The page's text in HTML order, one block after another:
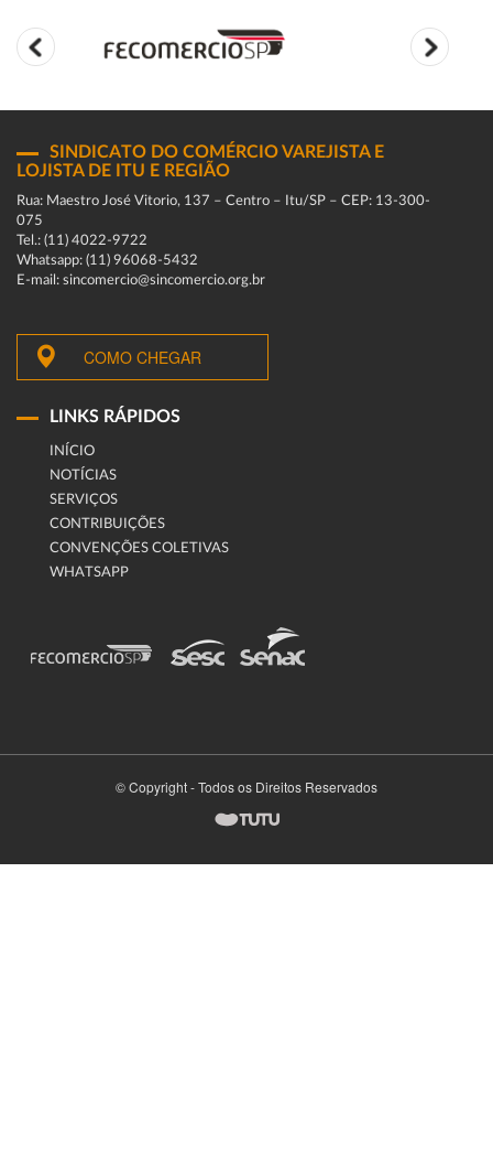
SINDICATO DO COMÉRCIO VAREJISTA E
LOJISTA DE ITU E REGIÃO
Rua: Maestro José Vitorio, 137 – Centro – Itu/SP – CEP: 13-300-
075
Tel.: (11) 4022-9722
Whatsapp: (11) 96068-5432
E-mail: sincomercio@sincomercio.org.br
COMO CHEGAR
LINKS RÁPIDOS
INÍCIO
NOTÍCIAS
SERVIÇOS
CONTRIBUIÇÕES
CONVENÇÕES COLETIVAS
WHATSAPP
© Copyright - Todos os Direitos Reservados